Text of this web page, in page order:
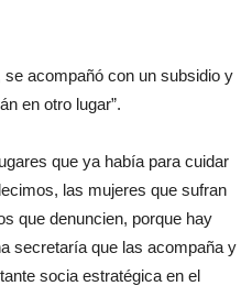
se acompañó con un subsidio y
en otro lugar”.
que ya había para cuidar
las mujeres que sufran
que denuncien, porque hay
secretaría que las acompaña y
socia estratégica en el